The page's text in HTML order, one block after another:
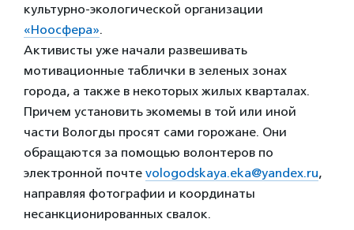
культурно-экологической организации
«Ноосфера».
Активисты уже начали развешивать
мотивационные таблички в зеленых зонах
города, а также в некоторых жилых кварталах.
Причем установить экомемы в той или иной
части Вологды просят сами горожане. Они
обращаются за помощью волонтеров по
электронной почте vologodskaya.eka@yandex.ru,
направляя фотографии и координаты
несанкционированных свалок.